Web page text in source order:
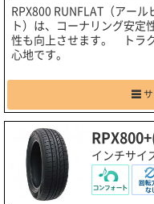
RPX800 RUNFLAT（アー
ト）は、コーナリング安定
性も向上させます。 トラ
心地です。
インチサイ